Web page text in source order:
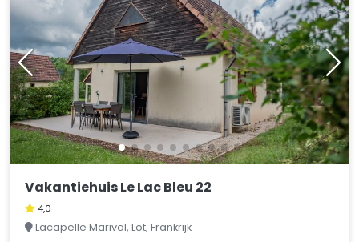
Vakantiehuis Le Lac Bleu 22
4,0
Lacapelle Marival, Lot, Frankrijk